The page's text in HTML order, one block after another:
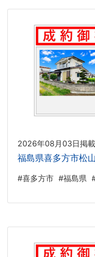
2026年08月03日掲載
福島県喜多方市松
#喜多方市 #福島県